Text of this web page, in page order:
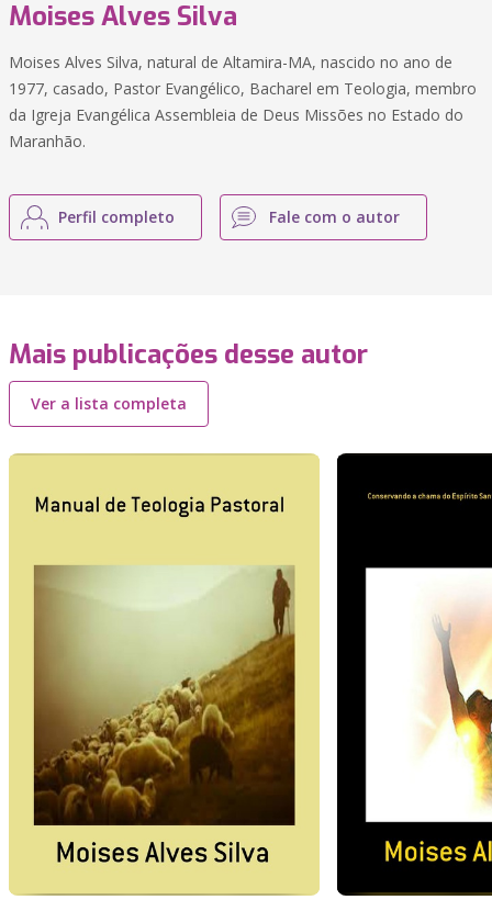
Moises Alves Silva
Moises Alves Silva, natural de Altamira-MA, nascido no ano de
1977, casado, Pastor Evangélico, Bacharel em Teologia, membro
da Igreja Evangélica Assembleia de Deus Missões no Estado do
Maranhão.
Perfil completo Fale com o autor
Mais publicações desse autor
Ver a lista completa